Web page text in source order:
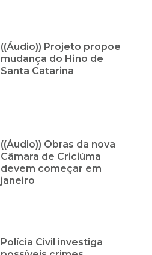
((Áudio)) Projeto propõe
mudança do Hino de
Santa Catarina
((Áudio)) Obras da nova
Câmara de Criciúma
devem começar em
janeiro
Polícia Civil investiga